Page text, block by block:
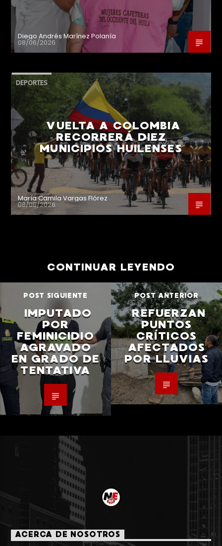
Diego Andrés Marínez Polanía
08/06/2026
DEPORTES
VUELTA A COLOMBIA
RECORRERÁ DIEZ
MUNICIPIOS HUILENSES
María Camila Vargas Flórez
08/05/2026
CONTINUAR LEYENDO
POST SIGUIENTE
IMPUTADO
POR
FEMINICIDIO
AGRAVADO
EN GRADO DE
TENTATIVA
POST ANTERIOR
REFUERZAN
PUNTOS
CRÍTICOS
AFECTADOS
POR LLUVIAS
ACERCA DE NOSOTROS